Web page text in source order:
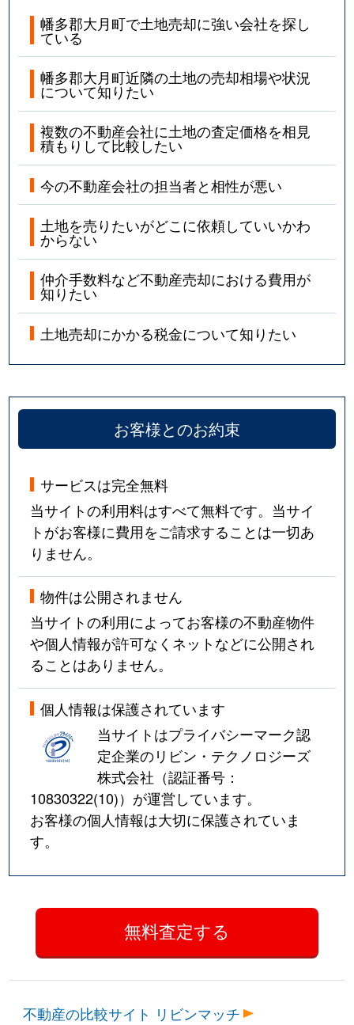
幡多郡大月町で土地売却に強い会社を探し
ている
幡多郡大月町近隣の土地の売却相場や状況
について知りたい
複数の不動産会社に土地の査定価格を相見
積もりして比較したい
今の不動産会社の担当者と相性が悪い
土地を売りたいがどこに依頼していいかわ
からない
仲介手数料など不動産売却における費用が
知りたい
土地売却にかかる税金について知りたい
お客様とのお約束
サービスは完全無料
当サイトの利用料はすべて無料です。当サイ
トがお客様に費用をご請求することは一切あ
りません。
物件は公開されません
当サイトの利用によってお客様の不動産物件
や個人情報が許可なくネットなどに公開され
ることはありません。
個人情報は保護されています
当サイトはプライバシーマーク認
定企業のリビン・テクノロジーズ
株式会社（認証番号：
10830322(10)）が運営しています。
お客様の個人情報は大切に保護されていま
す。
不動産の比較サイト リビンマッチ